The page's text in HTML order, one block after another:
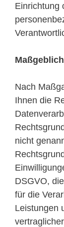
Einrichtung
Nach
Ihnen die
nicht
DSGVO,
für die
Leistungen